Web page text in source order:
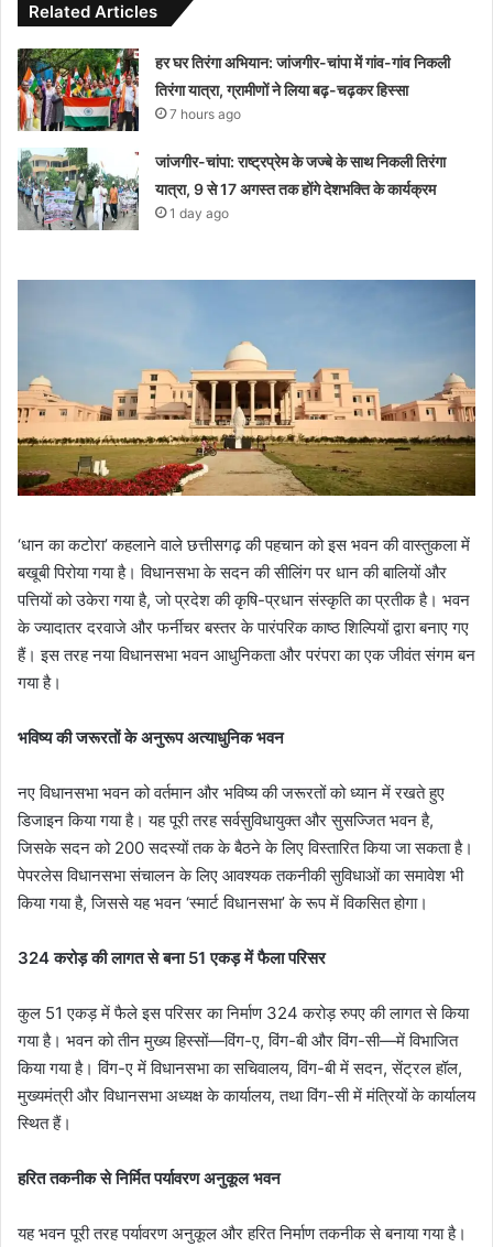
Related Articles
हर घर तिरंगा अभियान: जांजगीर-चांपा में गांव-गांव निकली
तिरंगा यात्रा, ग्रामीणों ने लिया बढ़-चढ़कर हिस्सा
7 hours ago
जांजगीर-चांपा: राष्ट्रप्रेम के जज्बे के साथ निकली तिरंगा
यात्रा, 9 से 17 अगस्त तक होंगे देशभक्ति के कार्यक्रम
1 day ago
‘धान का कटोरा’ कहलाने वाले छत्तीसगढ़ की पहचान को इस भवन की वास्तुकला में
बखूबी पिरोया गया है। विधानसभा के सदन की सीलिंग पर धान की बालियों और
पत्तियों को उकेरा गया है, जो प्रदेश की कृषि-प्रधान संस्कृति का प्रतीक है। भवन
के ज्यादातर दरवाजे और फर्नीचर बस्तर के पारंपरिक काष्ठ शिल्पियों द्वारा बनाए गए
हैं। इस तरह नया विधानसभा भवन आधुनिकता और परंपरा का एक जीवंत संगम बन
गया है।
भविष्य की जरूरतों के अनुरूप अत्याधुनिक भवन
नए विधानसभा भवन को वर्तमान और भविष्य की जरूरतों को ध्यान में रखते हुए
डिजाइन किया गया है। यह पूरी तरह सर्वसुविधायुक्त और सुसज्जित भवन है,
जिसके सदन को 200 सदस्यों तक के बैठने के लिए विस्तारित किया जा सकता है।
पेपरलेस विधानसभा संचालन के लिए आवश्यक तकनीकी सुविधाओं का समावेश भी
किया गया है, जिससे यह भवन ‘स्मार्ट विधानसभा’ के रूप में विकसित होगा।
324 करोड़ की लागत से बना 51 एकड़ में फैला परिसर
कुल 51 एकड़ में फैले इस परिसर का निर्माण 324 करोड़ रुपए की लागत से किया
गया है। भवन को तीन मुख्य हिस्सों—विंग-ए, विंग-बी और विंग-सी—में विभाजित
किया गया है। विंग-ए में विधानसभा का सचिवालय, विंग-बी में सदन, सेंट्रल हॉल,
मुख्यमंत्री और विधानसभा अध्यक्ष के कार्यालय, तथा विंग-सी में मंत्रियों के कार्यालय
स्थित हैं।
हरित तकनीक से निर्मित पर्यावरण अनुकूल भवन
यह भवन पूरी तरह पर्यावरण अनुकूल और हरित निर्माण तकनीक से बनाया गया है।